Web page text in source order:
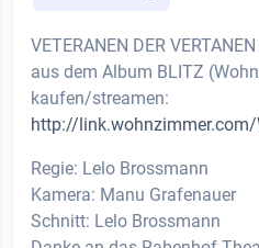
VETERANEN DER
aus dem Album BLITZ
kaufen/streamen:
http://link.wohnzimmer.com/
Regie: Lelo Brossmann
Kamera: Manu Grafenauer
Schnitt: Lelo Brossmann